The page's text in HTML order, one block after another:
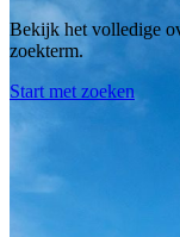
Bekijk het volledige
zoekterm.
Start met zoeken